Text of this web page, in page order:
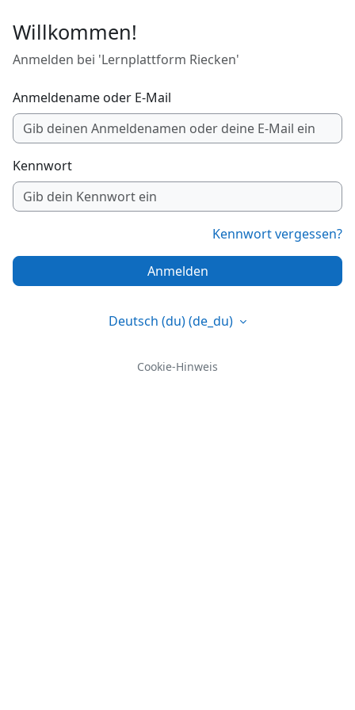
Willkommen!
Anmelden bei 'Lernplattform Riecken'
Anmeldename oder E-Mail
Kennwort
Kennwort vergessen?
Anmelden
Deutsch (du) ‎(de_du)‎
Cookie-Hinweis